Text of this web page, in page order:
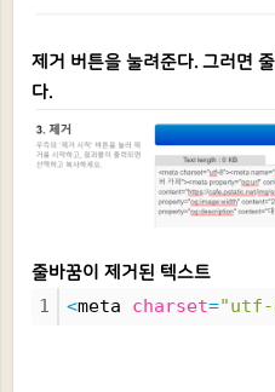
제거 버튼을 눌려준다. 그러면
다.
줄바꿈이 제거된 텍스트
1 <meta charset="utf-